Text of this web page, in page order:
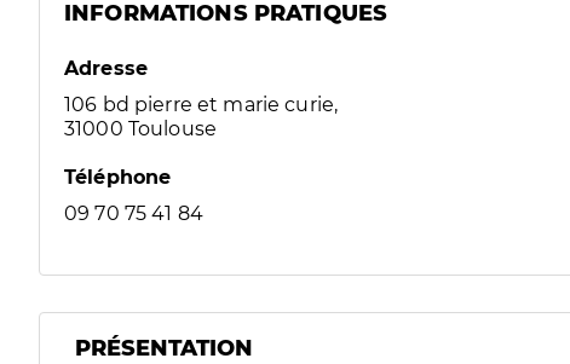
INFORMATIONS PRATIQUES
Adresse
106 bd pierre et marie curie,
31000 Toulouse
Téléphone
09 70 75 41 84
PRÉSENTATION